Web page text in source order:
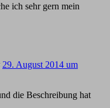
ich sehr gern mein
29. August 2014 um
die Beschreibung hat